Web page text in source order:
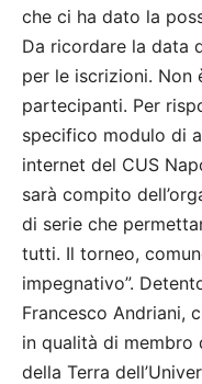
che ci ha dato la
Da ricordare la data
per le iscrizioni. Non
partecipanti. Per
specifico modulo di
internet del CUS
sarà compito
di serie che
tutti. Il torneo,
impegnativo”.
Francesco Andriani,
in qualità di membro
della Terra